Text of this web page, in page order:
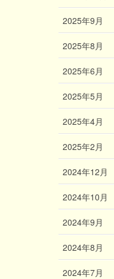
2025年9月
2025年8月
2025年6月
2025年5月
2025年4月
2025年2月
2024年12月
2024年10月
2024年9月
2024年8月
2024年7月